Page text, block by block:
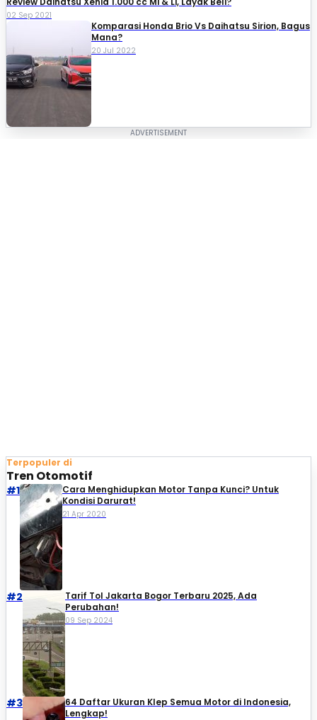
02 Sep 2021
Komparasi Honda Brio Vs Daihatsu Sirion, Bagus
Mana?
20 Jul 2022
Terpopuler di
Tren Otomotif
#1
Cara Menghidupkan Motor Tanpa Kunci? Untuk
Kondisi Darurat!
21 Apr 2020
#2
Tarif Tol Jakarta Bogor Terbaru 2025, Ada
Perubahan!
09 Sep 2024
#3
64 Daftar Ukuran Klep Semua Motor di Indonesia,
Lengkap!